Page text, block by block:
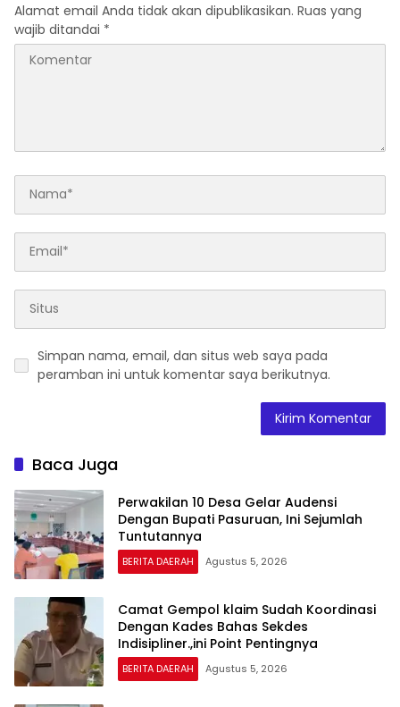
Alamat email Anda tidak akan dipublikasikan. Ruas yang
wajib ditandai *
Simpan nama, email, dan situs web saya pada
peramban ini untuk komentar saya berikutnya.
Baca Juga
Perwakilan 10 Desa Gelar Audensi
Dengan Bupati Pasuruan, Ini Sejumlah
Tuntutannya
BERITA DAERAH Agustus 5, 2026
Camat Gempol klaim Sudah Koordinasi
Dengan Kades Bahas Sekdes
Indisipliner.,ini Point Pentingnya
BERITA DAERAH Agustus 5, 2026